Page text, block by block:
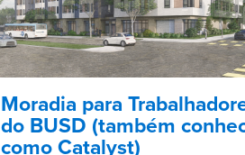
Moradia para
do BUSD (também
como Catalyst)